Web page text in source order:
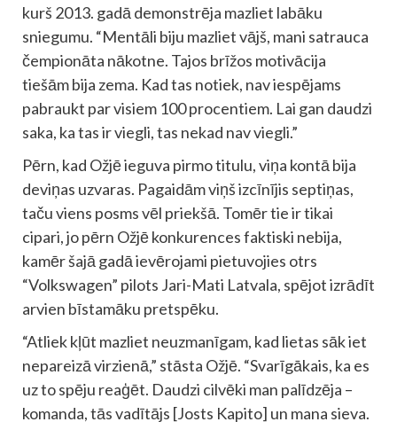
kurš 2013. gadā demonstrēja mazliet labāku
sniegumu. “Mentāli biju mazliet vājš, mani satrauca
čempionāta nākotne. Tajos brīžos motivācija
tiešām bija zema. Kad tas notiek, nav iespējams
pabraukt par visiem 100 procentiem. Lai gan daudzi
saka, ka tas ir viegli, tas nekad nav viegli.”
Pērn, kad Ožjē ieguva pirmo titulu, viņa kontā bija
deviņas uzvaras. Pagaidām viņš izcīnījis septiņas,
taču viens posms vēl priekšā. Tomēr tie ir tikai
cipari, jo pērn Ožjē konkurences faktiski nebija,
kamēr šajā gadā ievērojami pietuvojies otrs
“Volkswagen” pilots Jari-Mati Latvala, spējot izrādīt
arvien bīstamāku pretspēku.
“Atliek kļūt mazliet neuzmanīgam, kad lietas sāk iet
nepareizā virzienā,” stāsta Ožjē. “Svarīgākais, ka es
uz to spēju reaģēt. Daudzi cilvēki man palīdzēja –
komanda, tās vadītājs [Josts Kapito] un mana sieva.